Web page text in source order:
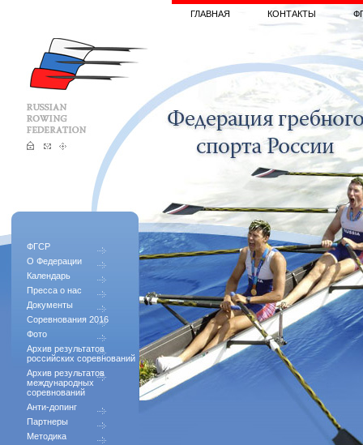
ФГСР
О Федерации
Календарь
Пресса о нас
Документы
Соревнования 2016
Фото
Архив результатов
российских соревнований
Архив результатов
международных
соревнований
Анти-допинг
Партнеры
Методика
ГЛАВНАЯ КОНТАКТЫ